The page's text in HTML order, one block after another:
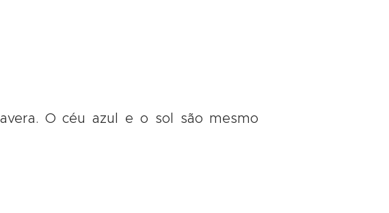
O céu azul e o sol são mesmo